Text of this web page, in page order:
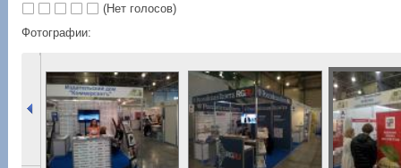
(Нет голосов)
Фотографии: